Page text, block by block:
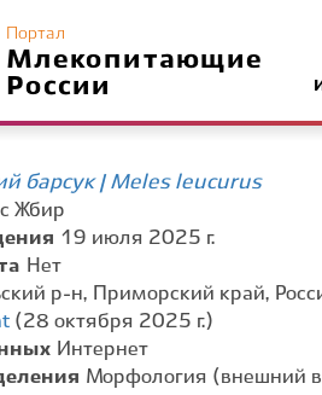
Портал
Млекопитающие
России
барсук | Meles leucurus
Жбир
19 июля 2025 г.
Нет
р-н, Приморский край,
(28 октября 2025 г.)
Интернет
Морфология (внешний